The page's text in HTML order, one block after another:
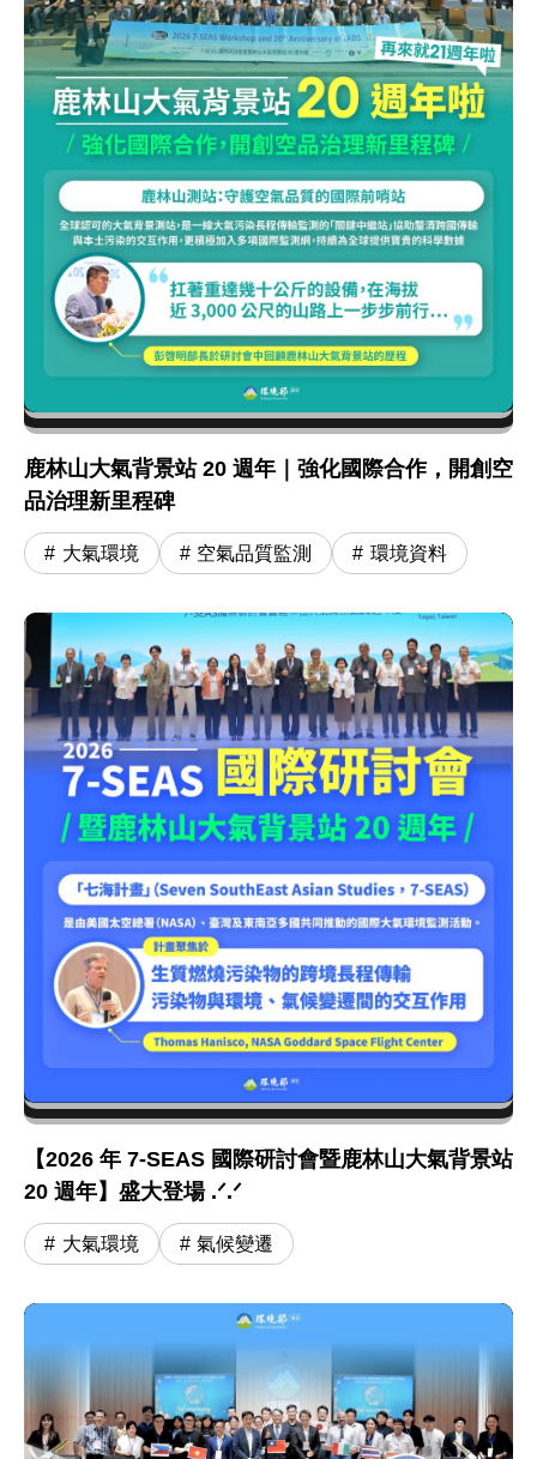
鹿林山大氣背景站 20 週年｜強化國際合作，開創空
品治理新里程碑
大氣環境 空氣品質監測 環境資料
【2026 年 7-SEAS 國際研討會暨鹿林山大氣背景站
20 週年】盛大登場 .ᐟ.ᐟ
大氣環境 氣候變遷